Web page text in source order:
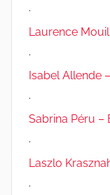
.
Laurence
.
Isabel Allende
.
Sabrina Péru –
.
Laszlo
.